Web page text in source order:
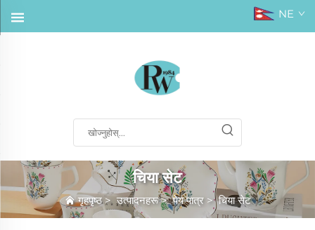
NE
चिया सेट
गृहपृष्ठ>उत्पादनहरू>पेय पात्र>चिया सेट